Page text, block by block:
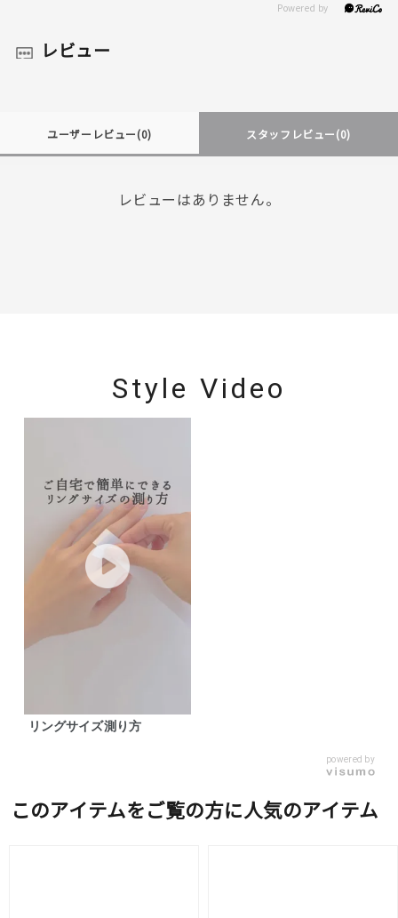
レビュー
ユーザーレビュー(0) スタッフレビュー(0)
レビューはありません。
Style Video
リングサイズ測り方
powered by
このアイテムをご覧の方に人気のアイテム